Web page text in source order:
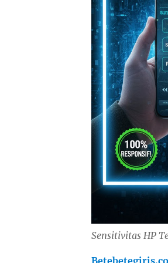
Sensitivitas HP